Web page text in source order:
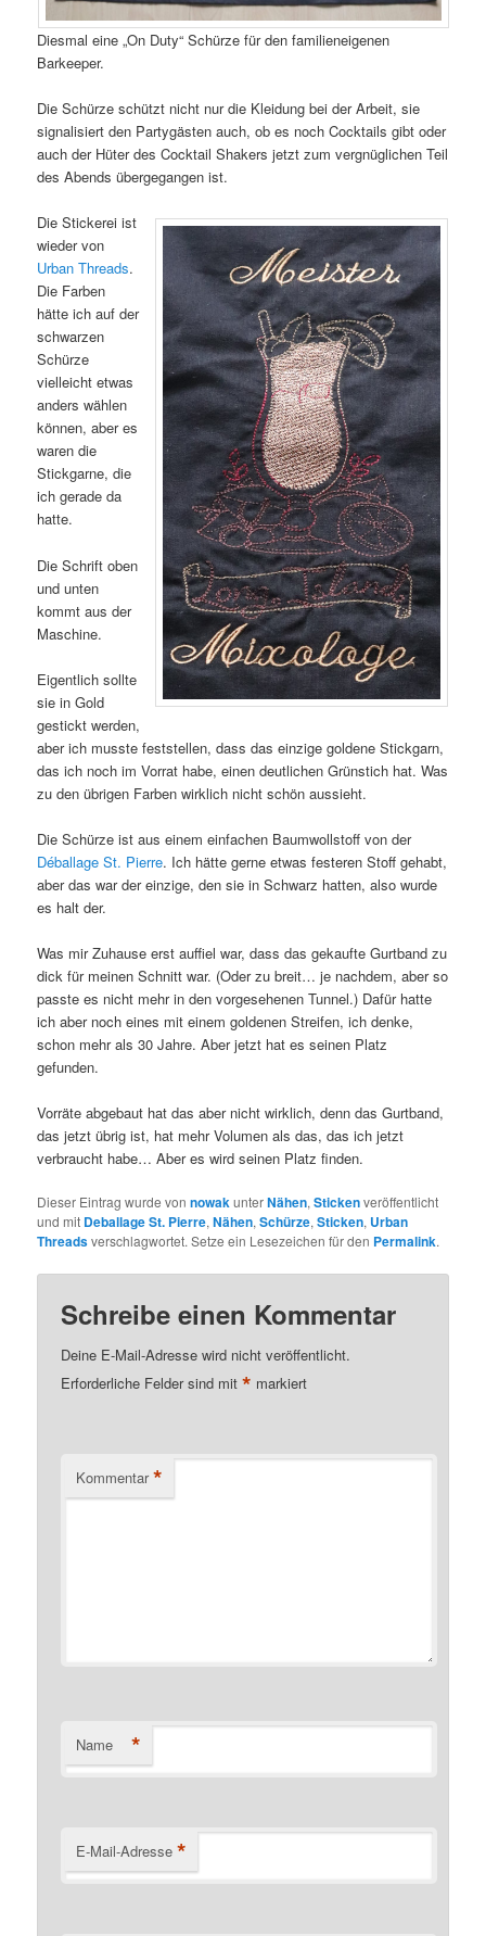
Diesmal eine „On Duty“ Schürze für den familieneigenen
Barkeeper.
Die Schürze schützt nicht nur die Kleidung bei der Arbeit, sie
signalisiert den Partygästen auch, ob es noch Cocktails gibt oder
auch der Hüter des Cocktail Shakers jetzt zum vergnüglichen Teil
des Abends übergegangen ist.
Die Stickerei ist
wieder von
Urban Threads.
Die Farben
hätte ich auf der
schwarzen
Schürze
vielleicht etwas
anders wählen
können, aber es
waren die
Stickgarne, die
ich gerade da
hatte.
Die Schrift oben
und unten
kommt aus der
Maschine.
Eigentlich sollte
sie in Gold
gestickt werden,
aber ich musste feststellen, dass das einzige goldene Stickgarn,
das ich noch im Vorrat habe, einen deutlichen Grünstich hat. Was
zu den übrigen Farben wirklich nicht schön aussieht.
Die Schürze ist aus einem einfachen Baumwollstoff von der
Déballage St. Pierre. Ich hätte gerne etwas festeren Stoff gehabt,
aber das war der einzige, den sie in Schwarz hatten, also wurde
es halt der.
Was mir Zuhause erst auffiel war, dass das gekaufte Gurtband zu
dick für meinen Schnitt war. (Oder zu breit… je nachdem, aber so
passte es nicht mehr in den vorgesehenen Tunnel.) Dafür hatte
ich aber noch eines mit einem goldenen Streifen, ich denke,
schon mehr als 30 Jahre. Aber jetzt hat es seinen Platz
gefunden.
Vorräte abgebaut hat das aber nicht wirklich, denn das Gurtband,
das jetzt übrig ist, hat mehr Volumen als das, das ich jetzt
verbraucht habe… Aber es wird seinen Platz finden.
Dieser Eintrag wurde vonnowakunterNähen,Stickenveröffentlicht
und mit Deballage St. Pierre,Nähen,Schürze,Sticken, Urban
Threadsverschlagwortet. Setze ein Lesezeichen für den Permalink.
Schreibe einen Kommentar
Deine E-Mail-Adresse wird nicht veröffentlicht.
Erforderliche Felder sind mit* markiert
Kommentar *
Name *
E-Mail-Adresse *